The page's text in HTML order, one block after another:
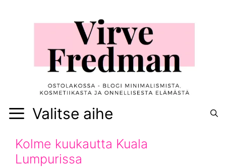
Valitse aihe
Kolme kuukautta Kuala
Lumpurissa